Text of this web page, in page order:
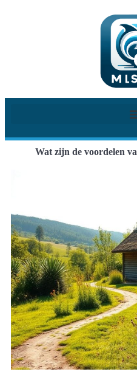
Wat zijn de voordelen